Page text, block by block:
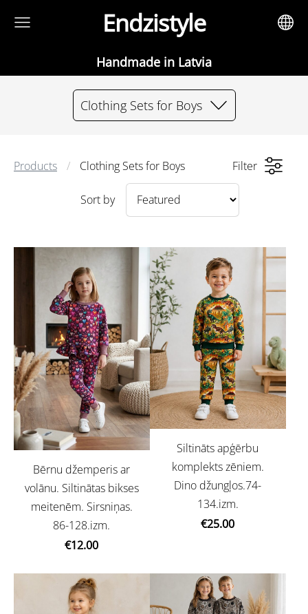
Endzistyle
Handmade in Latvia
Clothing Sets for Boys
Products Clothing Sets for Boys Filter
Sort by
Bērnu džemperis ar
volānu. Siltinātas bikses
meitenēm. Sirsniņas.
86-128.izm.
€12.00
Siltināts apģērbu
komplekts zēniem.
Dino džungļos.74-
134.izm.
€25.00